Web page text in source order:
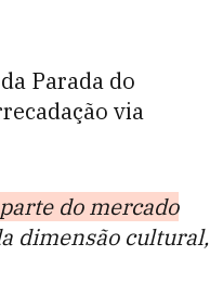
Parada do
via
do mercado
dimensão cultural,